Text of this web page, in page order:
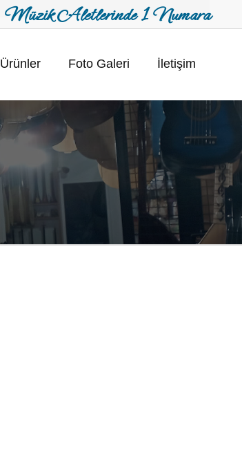
Müzik Aletlerinde 1 Numara
Ürünler Foto Galeri İletişim